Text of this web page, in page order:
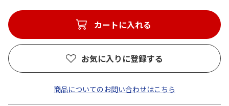
カートに入れる
お気に入りに登録する
商品についてのお問い合わせはこちら